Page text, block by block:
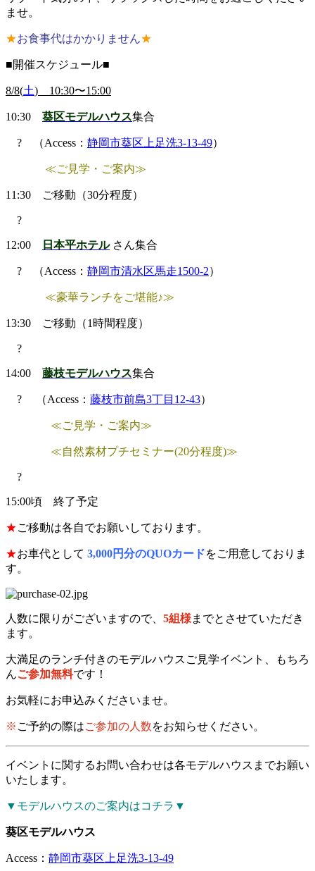
ませ。
★お食事代はかかりません★
■開催スケジュール■
8/8(土) 10:30〜15:00
10:30 葵区モデルハウス集合
? （Access： 静岡市葵区上足洗3-13-49）
≪ご見学・ご案内≫
11:30 ご移動（30分程度）
?
12:00 日本平ホテルさん集合
? （Access： 静岡市清水区馬走1500-2）
≪豪華ランチをご堪能♪≫
13:30 ご移動（1時間程度）
?
14:00 藤枝モデルハウス集合
? （Access： 藤枝市前島3丁目12-43）
≪ご見学・ご案内≫
≪自然素材プチセミナー(20分程度)≫
?
15:00頃 終了予定
★ご移動は各自でお願いしております。
★お車代として 3,000円分のQUOカードをご用意しておりま
す。
人数に限りがございますので、 5組様までとさせていただき
ます。
大満足のランチ付きのモデルハウスご見学イベント、もちろ
んご参加無料です！
お気軽にお申込みくださいませ。
※ ご予約の際はご参加の人数をお知らせください。
イベントに関するお問い合わせは各モデルハウスまでお願い
いたします。
▼モデルハウスのご案内はコチラ▼
葵区モデルハウス
Access： 静岡市葵区上足洗3-13-49